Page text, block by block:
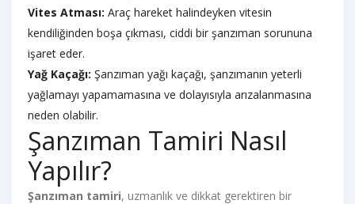
Vites Atması: Araç hareket halindeyken vitesin
kendiliğinden boşa çıkması, ciddi bir şanzıman sorununa
işaret eder.
Yağ Kaçağı: Şanzıman yağı kaçağı, şanzımanın yeterli
yağlamayı yapamamasına ve dolayısıyla arızalanmasına
neden olabilir.
Şanzıman Tamiri Nasıl
Yapılır?
Şanzıman tamiri, uzmanlık ve dikkat gerektiren bir